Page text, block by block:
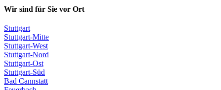
Wir sind für Sie vor Ort
Stuttgart
Stuttgart-Mitte
Stuttgart-West
Stuttgart-Nord
Stuttgart-Ost
Stuttgart-Süd
Bad Cannstatt